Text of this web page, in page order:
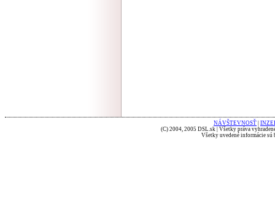
NÁVŠTEVNOSŤ
(C) 2004, 2005 DSL.sk | Všetky práva
Všetky uvedené informácie sú